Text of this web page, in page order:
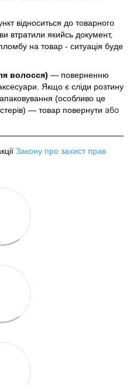
відноситься до товарного
втратили якийсь документ,
на товар - ситуація буде
волосся) — поверненню
Якщо є сліди розтину
(особливо це
— товар повернути або
Закону про захист прав